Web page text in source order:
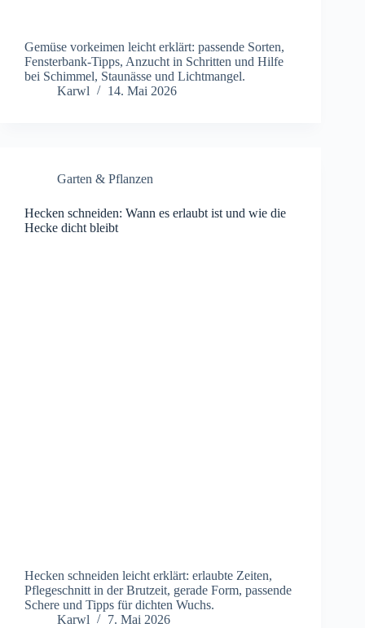
Gemüse vorkeimen leicht erklärt: passende Sorten,
Fensterbank-Tipps, Anzucht in Schritten und Hilfe
bei Schimmel, Staunässe und Lichtmangel.
Karwl
14. Mai 2026
Garten & Pflanzen
Hecken schneiden: Wann es erlaubt ist und wie die
Hecke dicht bleibt
Hecken schneiden leicht erklärt: erlaubte Zeiten,
Pflegeschnitt in der Brutzeit, gerade Form, passende
Schere und Tipps für dichten Wuchs.
Karwl
7. Mai 2026